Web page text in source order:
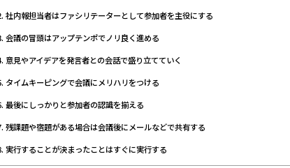
社内報担当者はファシリテーターとして参加者を主役にする
会議の冒頭はアップテンポでノリ良く進める
意見やアイデアを発言者との会話で盛り立てていく
タイムキーピングで会議にメリハリをつける
最後にしっかりと参加者の認識を揃える
残課題や宿題がある場合は会議後にメールなどで共有する
実行することが決まったことはすぐに実行する